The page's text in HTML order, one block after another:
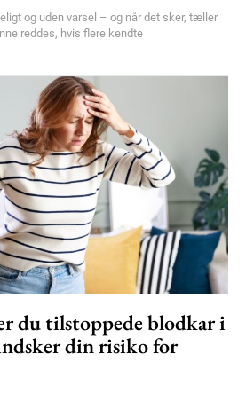
sit
tortor
dolor
og uden varsel – og når det sker, tæller
reddes, hvis flere kendte
du tilstoppede blodkar i
din risiko for